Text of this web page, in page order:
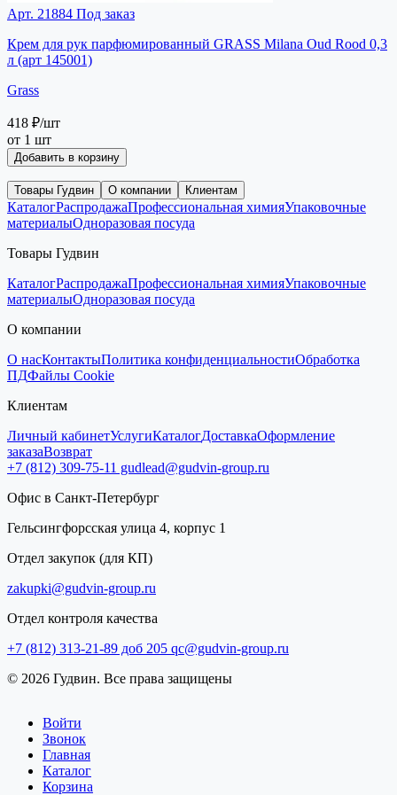
Арт. 21884 Под заказ
Крем для рук парфюмированный GRASS Milana Oud Rood 0,3
л (арт 145001)
Grass
418 ₽/шт
от 1 шт
Добавить в корзину
Товары Гудвин О компании Клиентам
КаталогРаспродажаПрофессиональная химияУпаковочные
материалыОдноразовая посуда
Товары Гудвин
КаталогРаспродажаПрофессиональная химияУпаковочные
материалыОдноразовая посуда
О компании
О насКонтактыПолитика конфиденциальностиОбработка
ПДФайлы Cookie
Клиентам
Личный кабинетУслугиКаталогДоставкаОформление
заказаВозврат
+7 (812) 309-75-11 gudlead@gudvin-group.ru
Офис в Санкт-Петербург
Гельсингфорсская улица 4, корпус 1
Отдел закупок (для КП)
zakupki@gudvin-group.ru
Отдел контроля качества
+7 (812) 313-21-89 доб 205 qc@gudvin-group.ru
© 2026 Гудвин. Все права защищены
Войти
Звонок
Главная
Каталог
Корзина